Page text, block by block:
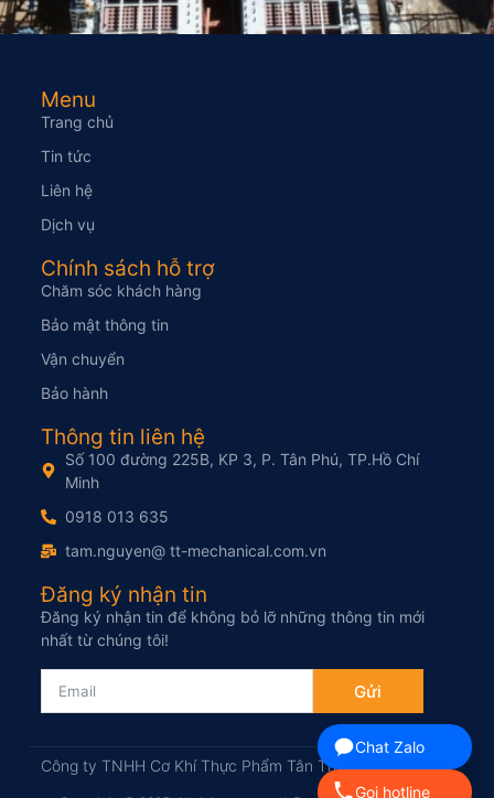
Menu
Trang chủ
Tin tức
Liên hệ
Dịch vụ
Chính sách hỗ trợ
Chăm sóc khách hàng
Bảo mật thông tin
Vận chuyển
Bảo hành
Thông tin liên hệ
Số 100 đường 225B, KP 3, P. Tân Phú, TP.Hồ Chí
Minh
0918 013 635
tam.nguyen@ tt-mechanical.com.vn
Đăng ký nhận tin
Đăng ký nhận tin để không bỏ lỡ những thông tin mới
nhất từ chúng tôi!
Gửi
Công ty TNHH Cơ Khí Thực Phẩm Tân Thịnh
Chat Zalo
Gọi hotline